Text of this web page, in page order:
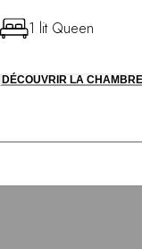
1 lit Queen
DÉCOUVRIR LA CHAMBRE